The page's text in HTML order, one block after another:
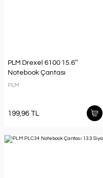
PLM Drexel 6100 15.6’’
Notebook Çantası
PLM
199,96 TL